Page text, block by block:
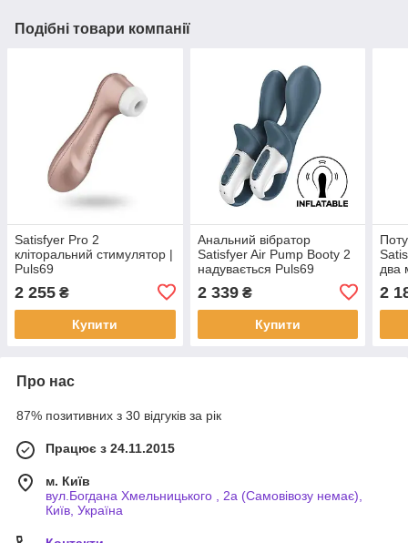
Подібні товари компанії
Satisfyer Pro 2
кліторальний стимулятор |
Puls69
2 255 ₴
Купити
Анальний вібратор
Satisfyer Air Pump Booty 2
надувається Puls69
2 339₴
Купити
два
2
Про нас
87% позитивних з 30 відгуків за рік
Працює з 24.11.2015
м. Київ
вул.Богдана Хмельницького , 2а (Самовівозу немає),
Київ, Україна